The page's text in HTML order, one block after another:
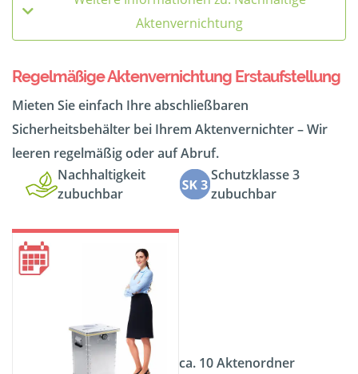
Aktenvernichtung
Regelmäßige Aktenvernichtung Erstaufstellung
Mieten Sie einfach Ihre abschließbaren
Sicherheitsbehälter bei Ihrem Aktenvernichter – Wir
leeren regelmäßig oder auf Abruf.
Nachhaltigkeit
zubuchbar
Schutzklasse 3
zubuchbar
ca. 10 Aktenordner